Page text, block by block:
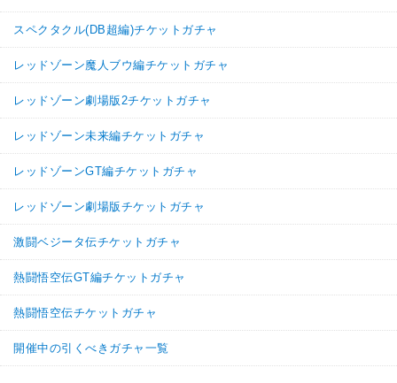
スペクタクル(DB超編)チケットガチャ
レッドゾーン魔人ブウ編チケットガチャ
レッドゾーン劇場版2チケットガチャ
レッドゾーン未来編チケットガチャ
レッドゾーンGT編チケットガチャ
レッドゾーン劇場版チケットガチャ
激闘ベジータ伝チケットガチャ
熱闘悟空伝GT編チケットガチャ
熱闘悟空伝チケットガチャ
開催中の引くべきガチャ一覧